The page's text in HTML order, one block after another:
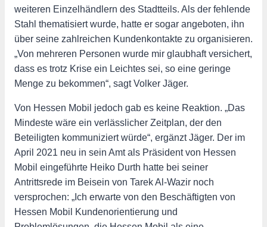
weiteren Einzelhändlern des Stadtteils. Als der fehlende
Stahl thematisiert wurde, hatte er sogar angeboten, ihn
über seine zahlreichen Kundenkontakte zu organisieren.
„Von mehreren Personen wurde mir glaubhaft versichert,
dass es trotz Krise ein Leichtes sei, so eine geringe
Menge zu bekommen“, sagt Volker Jäger.
Von Hessen Mobil jedoch gab es keine Reaktion. „Das
Mindeste wäre ein verlässlicher Zeitplan, der den
Beteiligten kommuniziert würde“, ergänzt Jäger. Der im
April 2021 neu in sein Amt als Präsident von Hessen
Mobil eingeführte Heiko Durth hatte bei seiner
Antrittsrede im Beisein von Tarek Al-Wazir noch
versprochen: „Ich erwarte von den Beschäftigten von
Hessen Mobil Kundenorientierung und